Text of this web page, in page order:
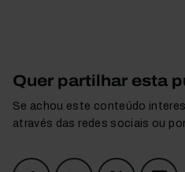
Quer partilhar esta
Se achou este conteúdo
através das redes sociais ou